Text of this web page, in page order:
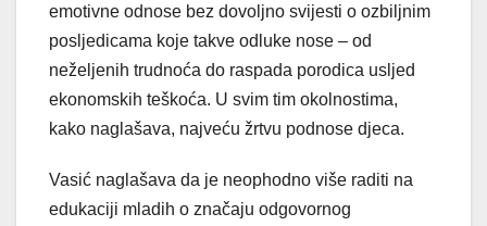
emotivne odnose bez dovoljno svijesti o ozbiljnim
posljedicama koje takve odluke nose – od
neželjenih trudnoća do raspada porodica usljed
ekonomskih teškoća. U svim tim okolnostima,
kako naglašava, najveću žrtvu podnose djeca.
Vasić naglašava da je neophodno više raditi na
edukaciji mladih o značaju odgovornog